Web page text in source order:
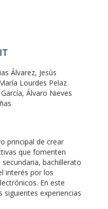
Álvarez, Jesús
Lourdes Pelaz
Álvaro Nieves
principal de crear
que fomenten
bachillerato
interés por los
En este
experiencias